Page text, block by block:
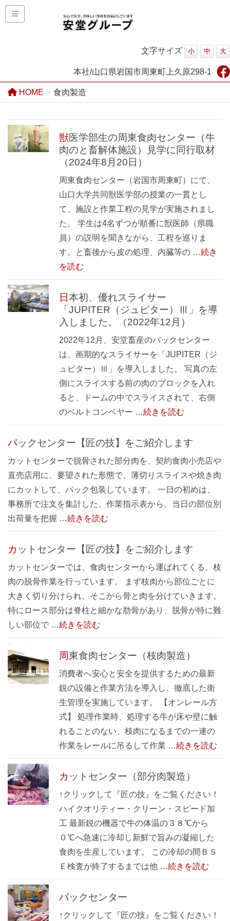
文字サイズ 小 中 大
本社/山口県岩国市周東町上久原298-1
HOME 食肉製造
獣医学部生の周東食肉センター（牛
肉のと畜解体施設）見学に同行取材
（2024年8月20日）
周東食肉センター（岩国市周東町）にて、
山口大学共同獣医学部の授業の一貫とし
て、施設と作業工程の見学が実施されまし
た。 学生は4名ずつが順番に獣医師（県職
員）の説明を聞きながら、工程を巡りま
す。と畜後から皮の処理、内臓等の …続き
を読む
日本初、優れスライサー
「JUPITER（ジュピター）Ⅲ」を導
入しました。（2022年12月）
2022年12月、安堂畜産のパックセンター
は、画期的なスライサーを「JUPITER（ジ
ュピター）Ⅲ」を導入しました。 写真の左
側にスライスする前の肉のブロックを入れ
ると、ドームの中でスライスされて、右側
のベルトコンベヤー …続きを読む
パックセンター【匠の技】をご紹介します
カットセンターで脱骨された部分肉を、契約食肉小売店や
直売店用に、要望された形態で、薄切りスライスや焼き肉
にカットして、パック包装しています。 一日の初めは、
事務所で注文を集計した、作業指示表から、当日の部位別
出荷量を把握 …続きを読む
カットセンター【匠の技】をご紹介します
カットセンターでは、食肉センターから運ばれてくる、枝
肉の脱骨作業を行っています。 まず枝肉から部位ごとに
大きく切り分けられ、そこから骨と肉を分けていきます。
特にロース部分は脊柱と細かな肋骨があり、脱骨が特に難
しい部位で …続きを読む
周東食肉センター（枝肉製造）
消費者へ安心と安全を提供するための最新
鋭の設備と作業方法を導入し、徹底した衛
生管理を実施しています。 【オンレール方
式】 処理作業時、処理する牛が床や壁に触
れることのない、枝肉になるまでの一連の
作業をレールに吊るして作業 …続きを読む
カットセンター（部分肉製造）
↑クリックして『匠の技』をご覧ください！
ハイクオリティー・クリーン・スピード加
工 最新鋭の機器で牛の体温の３８℃から
０℃へ急速に冷却し新鮮で旨みの凝縮した
食肉を生産しています。 この冷却の間ＢＳ
Ｅ検査が終了するまでは他 …続きを読む
パックセンター
↑クリックして『匠の技』をご覧ください！